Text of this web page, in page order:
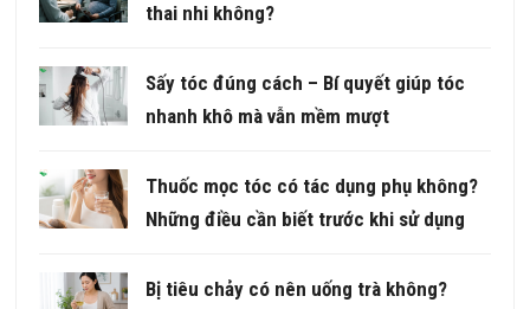
thai nhi không?
Sấy tóc đúng cách – Bí quyết giúp tóc
nhanh khô mà vẫn mềm mượt
Thuốc mọc tóc có tác dụng phụ không?
Những điều cần biết trước khi sử dụng
Bị tiêu chảy có nên uống trà không?